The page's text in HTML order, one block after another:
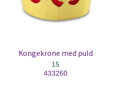
Kongekrone med puld
15
433260